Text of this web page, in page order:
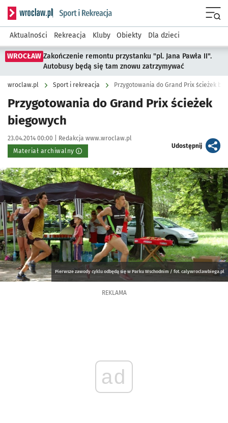
Serwis informacyjny wroclaw.pl podserwis: Sport i rekreacja
Aktualności Rekreacja Kluby Obiekty Dla dzieci
WROCŁAW Zakończenie remontu przystanku "pl. Jana Pawła II".
Autobusy będą się tam znowu zatrzymywać
wroclaw.pl Sport i rekreacja Przygotowania do Grand Prix ścieżek
Przygotowania do Grand Prix ścieżek
biegowych
Data publikacji:
23.04.2014 00:00 | Autor:
Redakcja www.wroclaw.pl
Materiał archiwalny
Udostępnijartykuł
Kliknij, aby powiększyć
Pierwsze zawody cyklu odbędą się w Parku Wschodnim / fot. calywroclawbiega.pl
REKLAMA
ad